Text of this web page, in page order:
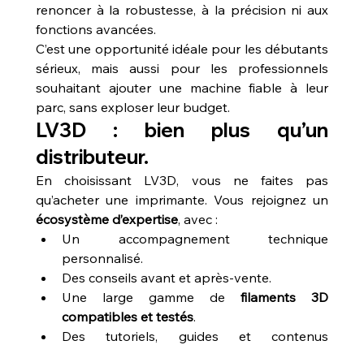
renoncer à la robustesse, à la précision ni aux
fonctions avancées.
C’est une opportunité idéale pour les débutants
sérieux, mais aussi pour les professionnels
souhaitant ajouter une machine fiable à leur
parc, sans exploser leur budget.
LV3D : bien plus qu’un
distributeur.
En choisissant LV3D, vous ne faites pas
écosystème d’expertise, avec :
Un accompagnement technique
personnalisé.
Des conseils avant et après-vente.
Une large gamme de filaments 3D
compatibles et testés.
Des tutoriels, guides et contenus